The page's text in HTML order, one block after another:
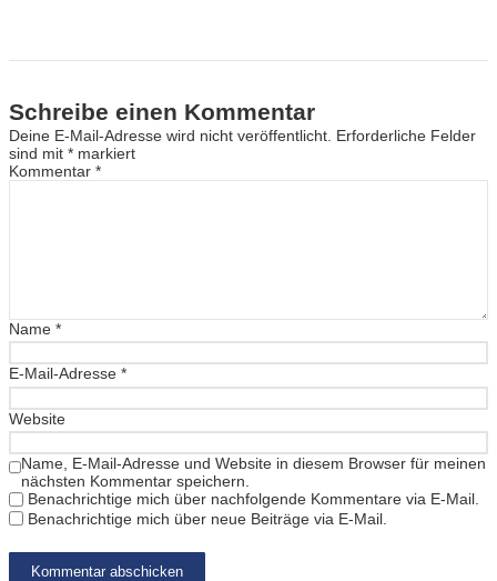
Schreibe einen Kommentar
Deine E-Mail-Adresse wird nicht veröffentlicht. Erforderliche Felder
sind mit * markiert
Kommentar *
Name *
E-Mail-Adresse *
Website
Name, E-Mail-Adresse und Website in diesem Browser für meinen
nächsten Kommentar speichern.
Benachrichtige mich über nachfolgende Kommentare via E-Mail.
Benachrichtige mich über neue Beiträge via E-Mail.